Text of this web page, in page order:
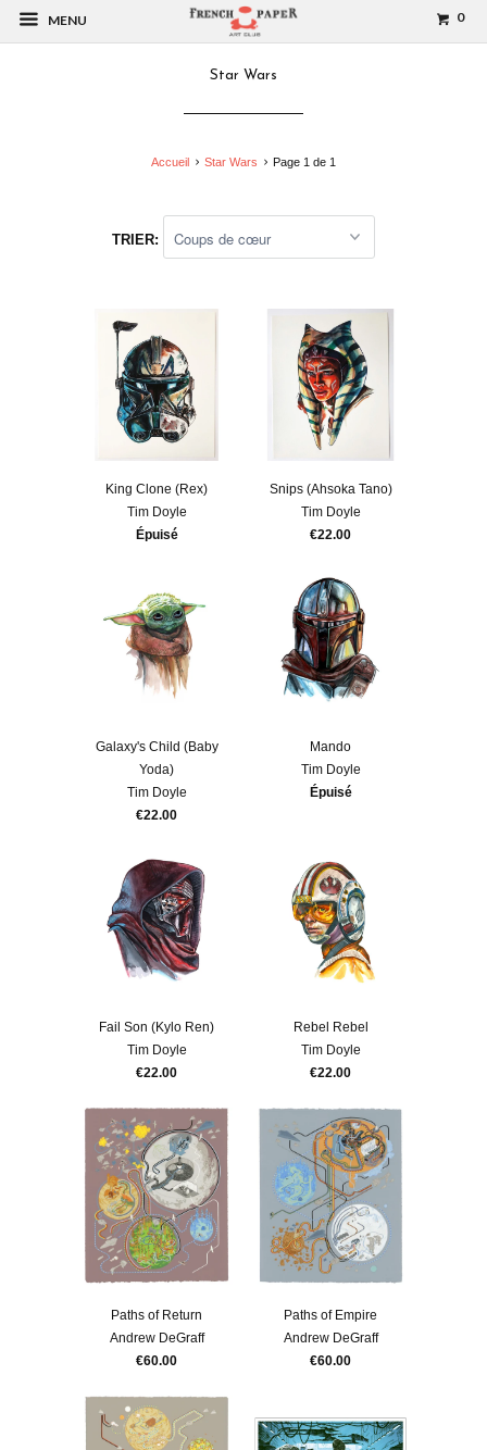
MENU 0
Star Wars
Accueil Star Wars Page 1 de 1
TRIER:
King Clone (Rex)
Tim Doyle
Épuisé
Snips (Ahsoka Tano)
Tim Doyle
€22.00
Galaxy's Child (Baby
Yoda)
Tim Doyle
€22.00
Mando
Tim Doyle
Épuisé
Fail Son (Kylo Ren)
Tim Doyle
€22.00
Rebel Rebel
Tim Doyle
€22.00
Paths of Return
Andrew DeGraff
€60.00
Paths of Empire
Andrew DeGraff
€60.00